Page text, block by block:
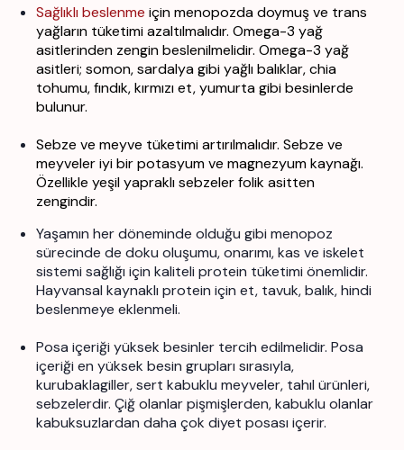
Sağlıklı beslenme için menopozda doymuş ve trans
yağların tüketimi azaltılmalıdır. Omega-3 yağ
asitlerinden zengin beslenilmelidir. Omega-3 yağ
asitleri; somon, sardalya gibi yağlı balıklar, chia
tohumu, fındık, kırmızı et, yumurta gibi besinlerde
bulunur.
Sebze ve meyve tüketimi artırılmalıdır. Sebze ve
meyveler iyi bir potasyum ve magnezyum kaynağı.
Özellikle yeşil yapraklı sebzeler folik asitten
zengindir.
Yaşamın her döneminde olduğu gibi menopoz
sürecinde de doku oluşumu, onarımı, kas ve iskelet
sistemi sağlığı için kaliteli protein tüketimi önemlidir.
Hayvansal kaynaklı protein için et, tavuk, balık, hindi
beslenmeye eklenmeli.
Posa içeriği yüksek besinler tercih edilmelidir. Posa
içeriği en yüksek besin grupları sırasıyla,
kurubaklagiller, sert kabuklu meyveler, tahıl ürünleri,
sebzelerdir. Çiğ olanlar pişmişlerden, kabuklu olanlar
kabuksuzlardan daha çok diyet posası içerir.